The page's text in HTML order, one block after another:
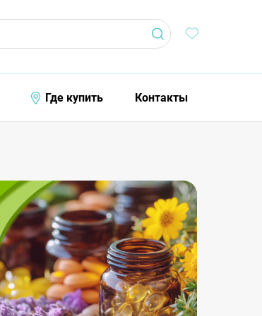
Где купить Контакты